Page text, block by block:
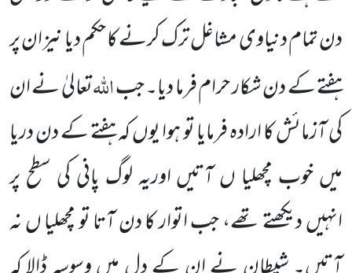
دن تمام دنیاوی مشاغل ترک کرنے کا حکم دیا نیز ان پر
ہفتے کے دن شکار حرام فرما دیا۔ جباللہتعالیٰ نے ان
کی آزمائش کا ارادہ فرمایا تو ہوا یوں کہ ہفتے کے دن دریا
میں خوب مچھلیا ں آتیں اوریہ لوگ پانی کی سطح پر
انہیںدیکھتے تھے، جب اتوار کا دن آتا تو مچھلیا ں نہ